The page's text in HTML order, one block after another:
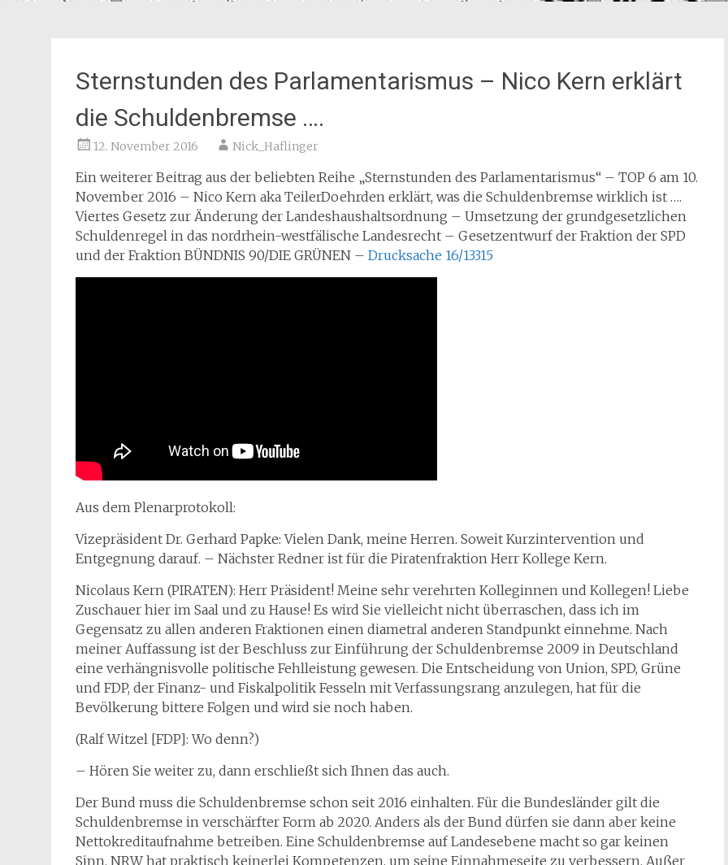
Sternstunden des Parlamentarismus – Nico Kern erklärt
die Schuldenbremse ….
12. November 2016 Nick_Haflinger
Ein weiterer Beitrag aus der beliebten Reihe „Sternstunden des Parlamentarismus“ – TOP 6 am 10.
November 2016 – Nico Kern aka TeilerDoehrden erklärt, was die Schuldenbremse wirklich ist ….
Viertes Gesetz zur Änderung der Landeshaushaltsordnung – Umsetzung der grundgesetzlichen
Schuldenregel in das nordrhein-westfälische Landesrecht – Gesetzentwurf der Fraktion der SPD
und der Fraktion BÜNDNIS 90/DIE GRÜNEN – Drucksache 16/13315
Aus dem Plenarprotokoll:
Vizepräsident Dr. Gerhard Papke: Vielen Dank, meine Herren. Soweit Kurzintervention und
Entgegnung darauf. – Nächster Redner ist für die Piratenfraktion Herr Kollege Kern.
Nicolaus Kern (PIRATEN): Herr Präsident! Meine sehr verehrten Kolleginnen und Kollegen! Liebe
Zuschauer hier im Saal und zu Hause! Es wird Sie vielleicht nicht überraschen, dass ich im
Gegensatz zu allen anderen Fraktionen einen diametral anderen Standpunkt einnehme. Nach
meiner Auffassung ist der Beschluss zur Einführung der Schuldenbremse 2009 in Deutschland
eine verhängnisvolle politische Fehlleistung gewesen. Die Entscheidung von Union, SPD, Grüne
und FDP, der Finanz- und Fiskalpolitik Fesseln mit Verfassungsrang anzulegen, hat für die
Bevölkerung bittere Folgen und wird sie noch haben.
(Ralf Witzel [FDP]: Wo denn?)
– Hören Sie weiter zu, dann erschließt sich Ihnen das auch.
Der Bund muss die Schuldenbremse schon seit 2016 einhalten. Für die Bundesländer gilt die
Schuldenbremse in verschärfter Form ab 2020. Anders als der Bund dürfen sie dann aber keine
Nettokreditaufnahme betreiben. Eine Schuldenbremse auf Landesebene macht so gar keinen
Sinn. NRW hat praktisch keinerlei Kompetenzen, um seine Einnahmeseite zu verbessern. Außer